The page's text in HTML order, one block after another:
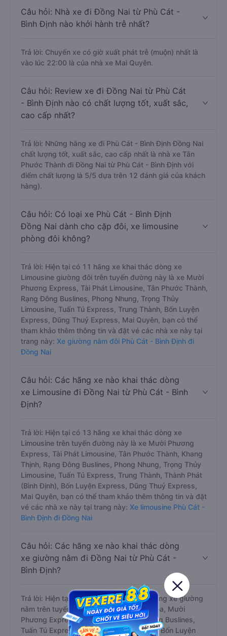
Câu hỏi: Nhà xe đi Đồng Nai từ Phù Cát -
Bình Định nào khởi hành trễ nhất?
Trả lời: Chuyến xe có giờ xuất phát trễ (muộn) nhất là
vào lúc 22:00 là của nhà xe Mai Quyên.
Câu hỏi: Review xe đi Đồng Nai từ Phù Cát
- Bình Định nào có chất lượng tốt, xuất sắc,
cao cấp nhất?
Trả lời: Những hãng xe đi Phù Cát - Bình Định Đồng Nai
chất lượng tốt, xuất sắc, cao cấp nhất là nhà xe Tân
Phước Thành đi Đồng Nai từ Phù Cát - Bình Định với
điểm chất lượng là 5/5 dựa trên 12 đánh giá của khách
hàng).
Câu hỏi: Có loại xe Phù Cát - Bình Định
Đồng Nai dành cho cặp đôi, xe limousine
phòng đôi không?
Trả lời: Hiện tại có 11 hãng xe khai thác dòng xe
Limousine giường đôi trên tuyến đường này là xe Mười
Phương Express, Tài Phát Limousine, Tân Phước Thành,
Rạng Đông Buslines, Phong Nhung, Trọng Thủy
Limousine, Tuấn Tú Express, Trung Thành, Bốn Luyện
Express, Dũng Thuỷ Express, Mai Quyên, bạn có thể
tham khảo thêm thông tin và đặt vé các nhà xe này tại
trang này: Xe giường nằm đôi Phù Cát - Bình Định đi
Đồng Nai
Câu hỏi: Các hãng xe nào khai thác dòng
xe Limousine đi Đồng Nai từ Phù Cát - Bình
Định?
Trả lời: Hiện tại có 13 hãng xe khai thác dòng xe
Limousine trên tuyến đường này là xe Mười Phương
Express, Tài Phát Limousine, Tân Phước Thành, Khang
Thịnh, Rạng Đông Buslines, Phong Nhung, Trọng Thủy
Limousine, Tuấn Tú Express, Trung Thành, Thành Phát
(Bình Định), Bốn Luyện Express, Dũng Thuỷ Express,
Mai Quyên, bạn có thể tham khảo thêm thông tin và đặt
vé các nhà xe này tại trang này: Xe limousine Phù Cát -
Bình Định đi Đồng Nai
Câu hỏi: Các hãng xe nào khai thác dòng
xe giường nằm đi Đồng Nai từ Phù Cát -
Bình Định?
Trả lời: Hiện tại có 7 hãng xe khai thác dòng xe giường
nằm trên tuyến đường này là xe Trung Hòa, Mười
Phương Express, Khang Thịnh, Rạng Đông Buslines,
Tuấn Tú Express, Thành Phát (Bình Định), Bốn Luyện